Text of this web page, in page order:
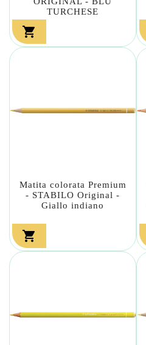
TURCHESE

Matita colorata Premium
- STABILO Original -
Giallo indiano
